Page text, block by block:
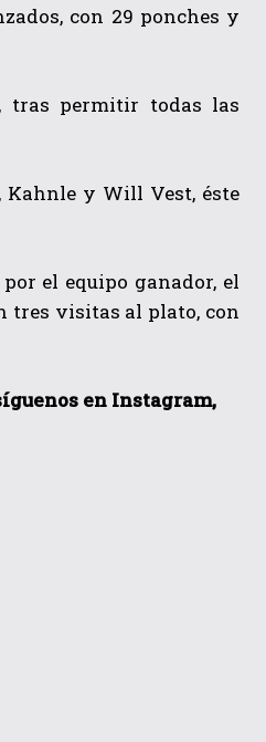
con 29 ponches y
tras permitir todas las
Kahnle y Will Vest, éste
el equipo ganador, el
tres visitas al plato, con
en Instagram,